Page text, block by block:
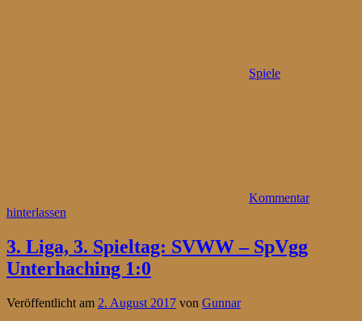
Spiele
Kommentar
hinterlassen
3. Liga, 3. Spieltag: SVWW – SpVgg
Unterhaching 1:0
Veröffentlicht am 2. August 2017 von Gunnar